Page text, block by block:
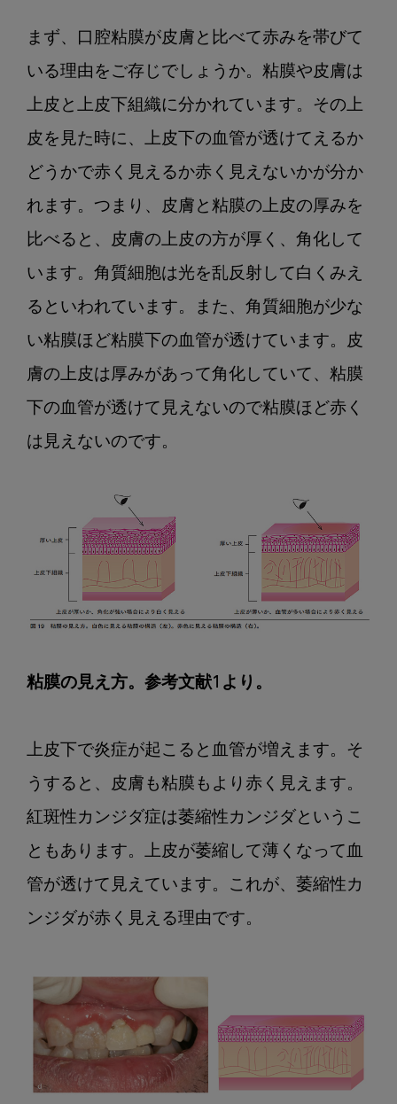
まず、口腔粘膜が皮膚と比べて赤みを帯びて
いる理由をご存じでしょうか。粘膜や皮膚は
上皮と上皮下組織に分かれています。その上
皮を見た時に、上皮下の血管が透けてえるか
どうかで赤く見えるか赤く見えないかが分か
れます。つまり、皮膚と粘膜の上皮の厚みを
比べると、皮膚の上皮の方が厚く、角化して
います。角質細胞は光を乱反射して白くみえ
るといわれています。また、角質細胞が少な
い粘膜ほど粘膜下の血管が透けています。皮
膚の上皮は厚みがあって角化していて、粘膜
下の血管が透けて見えないので粘膜ほど赤く
は見えないのです。
粘膜の見え方。参考文献1より。
上皮下で炎症が起こると血管が増えます。そ
うすると、皮膚も粘膜もより赤く見えます。
紅斑性カンジダ症は萎縮性カンジダというこ
ともあります。上皮が萎縮して薄くなって血
管が透けて見えています。これが、萎縮性カ
ンジダが赤く見える理由です。